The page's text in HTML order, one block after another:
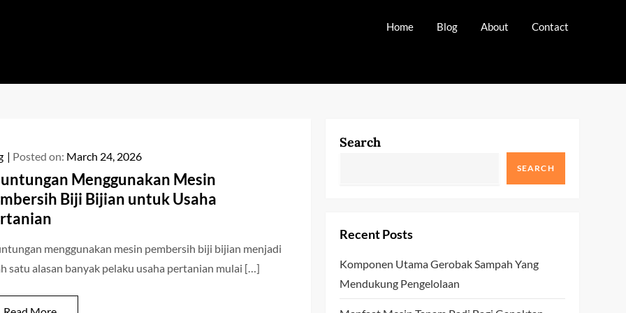
Home Blog About Contact
Posted on: March 24, 2026
Menggunakan Mesin
Biji Bijian untuk Usaha
menggunakan mesin pembersih biji bijian menjadi
satu alasan banyak pelaku usaha pertanian mulai […]
Search
SEARCH
Recent Posts
Komponen Utama Gerobak Sampah Yang
Mendukung Pengelolaan